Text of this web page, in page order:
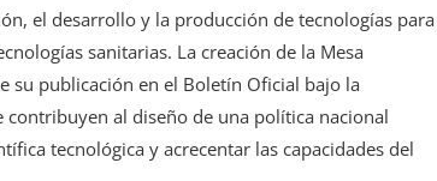
el desarrollo y la producción de tecnologías para
sanitarias. La creación de la Mesa
su publicación en el Boletín Oficial bajo la
al diseño de una política nacional
tecnológica y acrecentar las capacidades del